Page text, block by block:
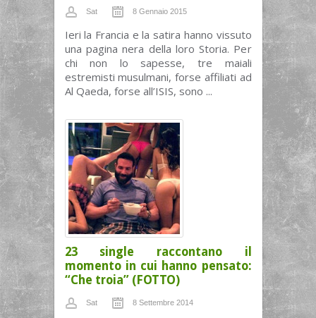
Sat 8 Gennaio 2015
Ieri la Francia e la satira hanno vissuto
una pagina nera della loro Storia. Per
chi non lo sapesse, tre maiali
estremisti musulmani, forse affiliati ad
Al Qaeda, forse all’ISIS, sono ...
23 single raccontano il
momento in cui hanno pensato:
“Che troia” (FOTTO)
Sat 8 Settembre 2014